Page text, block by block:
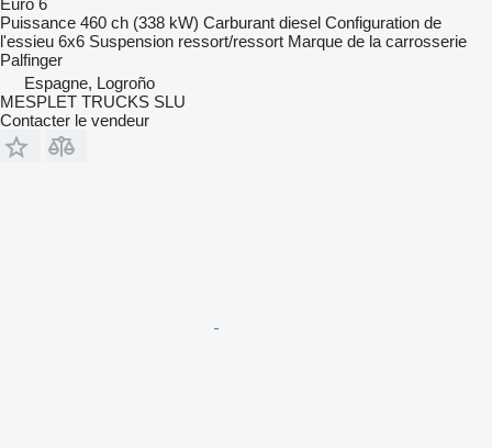
Euro 6
Puissance 460 ch (338 kW) Carburant diesel Configuration de
l'essieu 6x6 Suspension ressort/ressort Marque de la carrosserie
Palfinger
Espagne, Logroño
MESPLET TRUCKS SLU
Contacter le vendeur